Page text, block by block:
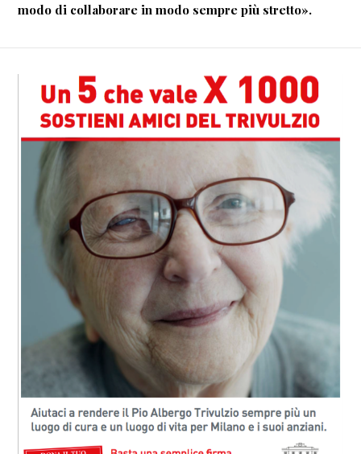
modo di collaborare in modo sempre più stretto».